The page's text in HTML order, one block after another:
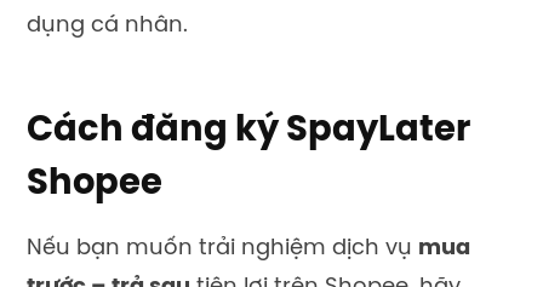
dụng cá nhân.
Cách đăng ký SpayLater
Shopee
Nếu bạn muốn trải nghiệm dịch vụ mua